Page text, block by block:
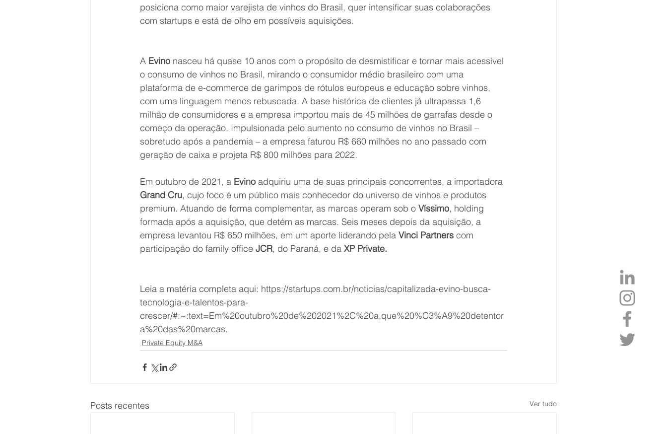
posiciona como maior varejista de vinhos do Brasil, quer intensificar suas colaborações
com startups e está de olho em possíveis aquisições.
A Evino nasceu há quase 10 anos com o propósito de desmistificar e tornar mais acessível
o consumo de vinhos no Brasil, mirando o consumidor médio brasileiro com uma
plataforma de e-commerce de garimpos de rótulos europeus e educação sobre vinhos,
com uma linguagem menos rebuscada. A base histórica de clientes já ultrapassa 1,6
milhão de consumidores e a empresa importou mais de 45 milhões de garrafas desde o
começo da operação. Impulsionada pelo aumento no consumo de vinhos no Brasil –
sobretudo após a pandemia – a empresa faturou R$ 660 milhões no ano passado com
geração de caixa e projeta R$ 800 milhões para 2022.
Em outubro de 2021, a Evino adquiriu uma de suas principais concorrentes, a importadora
Grand Cru, cujo foco é um público mais conhecedor do universo de vinhos e produtos
premium. Atuando de forma complementar, as marcas operam sob o Víssimo, holding
formada após a aquisição, que detém as marcas. Seis meses depois da aquisição, a
empresa levantou R$ 650 milhões, em um aporte liderando pela Vinci Partners com
participação do family office JCR, do Paraná, e da XP Private.
Leia a matéria completa aqui: https://startups.com.br/noticias/capitalizada-evino-busca-
tecnologia-e-talentos-para-
crescer/#:~:text=Em%20outubro%20de%202021%2C%20a,que%20%C3%A9%20detentor
a%20das%20marcas.
Private Equity M&A
Posts recentes Ver tudo